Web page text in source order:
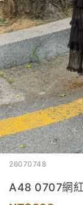
26070748
A48 0707網